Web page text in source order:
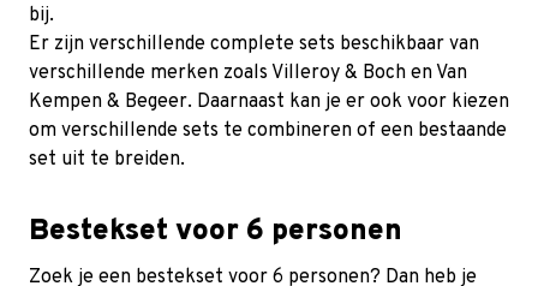
bij.
Er zijn verschillende complete sets beschikbaar van
verschillende merken zoals Villeroy & Boch en Van
Kempen & Begeer. Daarnaast kan je er ook voor kiezen
om verschillende sets te combineren of een bestaande
set uit te breiden.
Bestekset voor 6 personen
Zoek je een bestekset voor 6 personen? Dan heb je